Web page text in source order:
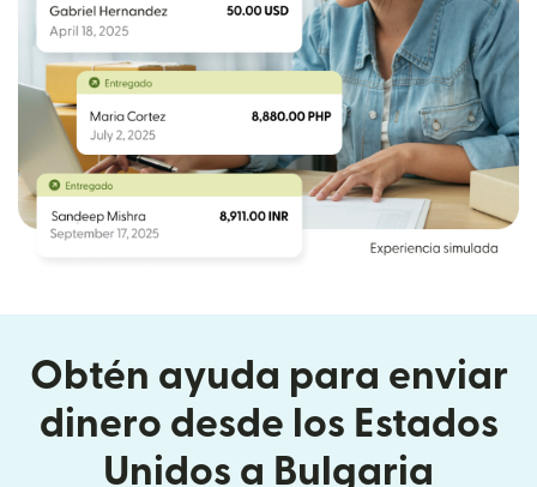
Obtén ayuda para enviar
dinero desde los Estados
Unidos a Bulgaria